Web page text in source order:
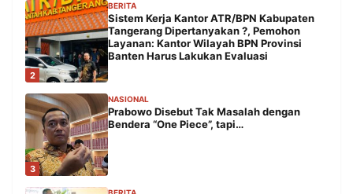
2
BERITA
Sistem Kerja Kantor ATR/BPN Kabupaten
Tangerang Dipertanyakan ?, Pemohon
Layanan: Kantor Wilayah BPN Provinsi
Banten Harus Lakukan Evaluasi
3
NASIONAL
Prabowo Disebut Tak Masalah dengan
Bendera “One Piece”, tapi…